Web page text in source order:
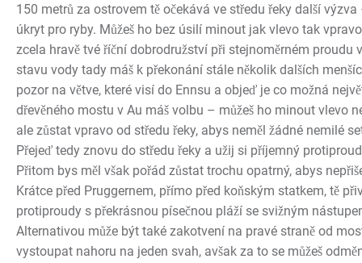
150 metrů za ostrovem tě očekává ve středu řeky další
úkryt pro ryby. Můžeš ho bez úsilí minout jak vlevo tak
zcela hravě tvé říční dobrodružství při stejnoměrném proudu
stavu vody tady máš k překonání stále několik dalších
pozor na větve, které visí do Ennsu a objeď je co možná
dřevěného mostu v Au máš volbu – můžeš ho minout vlevo
ale zůstat vpravo od středu řeky, abys neměl žádné nemilé
Přejeď tedy znovu do středu řeky a užij si příjemný
Přitom bys měl však pořád zůstat trochu opatrný, abys
Krátce před Pruggernem, přímo před koňským statkem, tě
protiproudy s překrásnou písečnou pláží se svižným
Alternativou může být také zakotvení na pravé straně od
vystoupat nahoru na jeden svah, avšak za to se můžeš